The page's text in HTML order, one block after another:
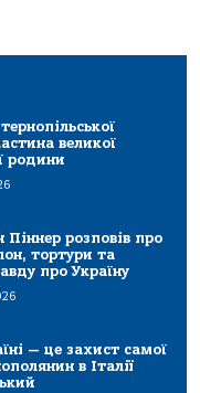
великої
родини
Піннер розповів про
тортури та
про Україну
— це захист самої
в Італії